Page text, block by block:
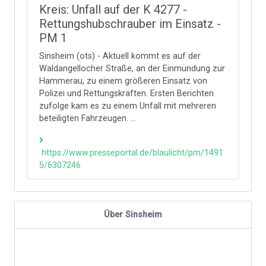
Kreis: Unfall auf der K 4277 -
Rettungshubschrauber im Einsatz -
PM 1
Sinsheim (ots) - Aktuell kommt es auf der
Waldangellocher Straße, an der Einmündung zur
Hammerau, zu einem größeren Einsatz von
Polizei und Rettungskräften. Ersten Berichten
zufolge kam es zu einem Unfall mit mehreren
beteiligten Fahrzeugen. ...
https://www.presseportal.de/blaulicht/pm/1491
5/6307246
Über Sinsheim